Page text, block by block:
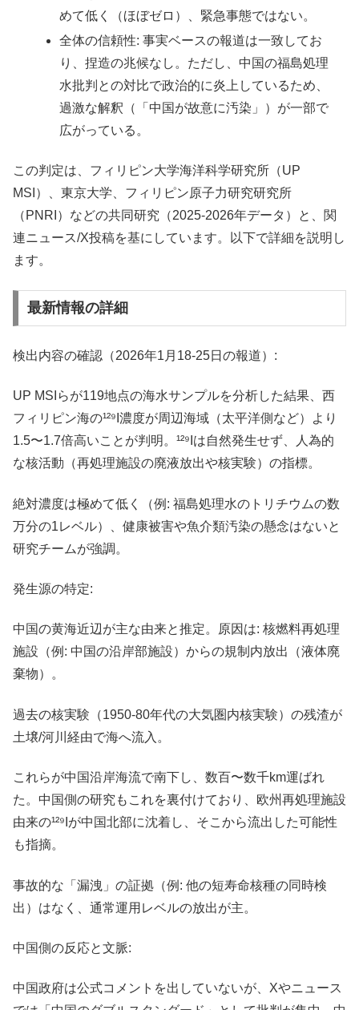
めて低く（ほぼゼロ）、緊急事態ではない。
全体の信頼性: 事実ベースの報道は一致してお
り、捏造の兆候なし。ただし、中国の福島処理
水批判との対比で政治的に炎上しているため、
過激な解釈（「中国が故意に汚染」）が一部で
広がっている。
この判定は、フィリピン大学海洋科学研究所（UP
MSI）、東京大学、フィリピン原子力研究研究所
（PNRI）などの共同研究（2025-2026年データ）と、関
連ニュース/X投稿を基にしています。以下で詳細を説明し
ます。
最新情報の詳細
検出内容の確認（2026年1月18-25日の報道）:
UP MSIらが119地点の海水サンプルを分析した結果、西
フィリピン海の¹²⁹I濃度が周辺海域（太平洋側など）より
1.5〜1.7倍高いことが判明。¹²⁹Iは自然発生せず、人為的
な核活動（再処理施設の廃液放出や核実験）の指標。
絶対濃度は極めて低く（例: 福島処理水のトリチウムの数
万分の1レベル）、健康被害や魚介類汚染の懸念はないと
研究チームが強調。
発生源の特定:
中国の黄海近辺が主な由来と推定。原因は: 核燃料再処理
施設（例: 中国の沿岸部施設）からの規制内放出（液体廃
棄物）。
過去の核実験（1950-80年代の大気圏内核実験）の残渣が
土壌/河川経由で海へ流入。
これらが中国沿岸海流で南下し、数百〜数千km運ばれ
た。中国側の研究もこれを裏付けており、欧州再処理施設
由来の¹²⁹Iが中国北部に沈着し、そこから流出した可能性
も指摘。
事故的な「漏洩」の証拠（例: 他の短寿命核種の同時検
出）はなく、通常運用レベルの放出が主。
中国側の反応と文脈:
中国政府は公式コメントを出していないが、Xやニュース